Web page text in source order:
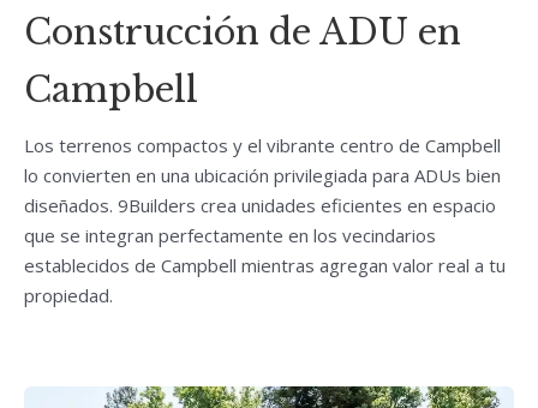
Construcción de ADU en
Campbell
Los terrenos compactos y el vibrante centro de Campbell
lo convierten en una ubicación privilegiada para ADUs bien
diseñados. 9Builders crea unidades eficientes en espacio
que se integran perfectamente en los vecindarios
establecidos de Campbell mientras agregan valor real a tu
propiedad.